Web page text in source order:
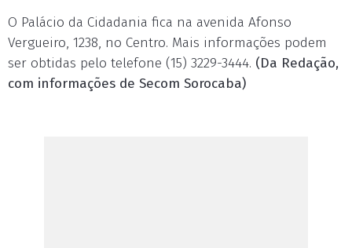
O Palácio da Cidadania fica na avenida Afonso
Vergueiro, 1238, no Centro. Mais informações podem
ser obtidas pelo telefone (15) 3229-3444. (Da Redação,
com informações de Secom Sorocaba)